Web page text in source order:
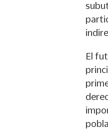
El